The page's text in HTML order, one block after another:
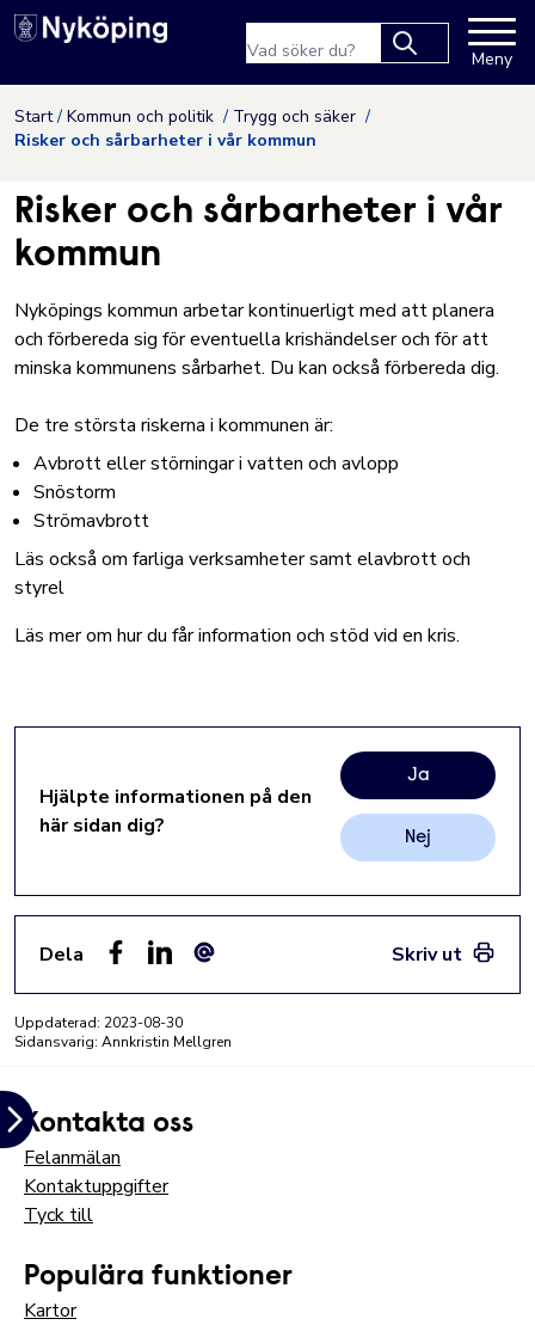
Hoppa till innehåll
Nyköpings kommuns
results.
Meny
Start Kommun och politik
Trygg och säker
Risker och sårbarheter i vår kommun
Risker och sårbarheter i vår
kommun
Nyköpings kommun arbetar kontinuerligt med att planera
och förbereda sig för eventuella krishändelser och för att
minska kommunens sårbarhet. Du kan också förbereda dig.
De tre största riskerna i kommunen är:
Avbrott eller störningar i vatten och avlopp
Snöstorm
Strömavbrott
Läs också om farliga verksamhetersamtelavbrott och
styrel
Läs mer om hur du får information och stöd vid en kris.
Hjälpte informationen på den
här sidan dig?
Ja
Nej
Dela
Skriv ut
Uppdaterad: 2023-08-30
Sidansvarig: Annkristin Mellgren
Kontakta oss
Felanmälan
Kontaktuppgifter
Tyck till
Populära funktioner
Kartor